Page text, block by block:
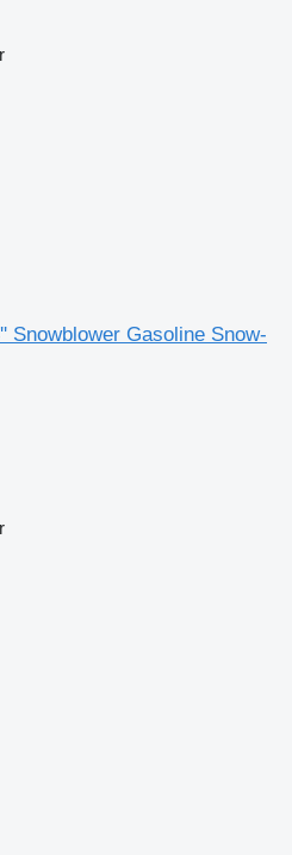
Snowblower Gasoline Snow-